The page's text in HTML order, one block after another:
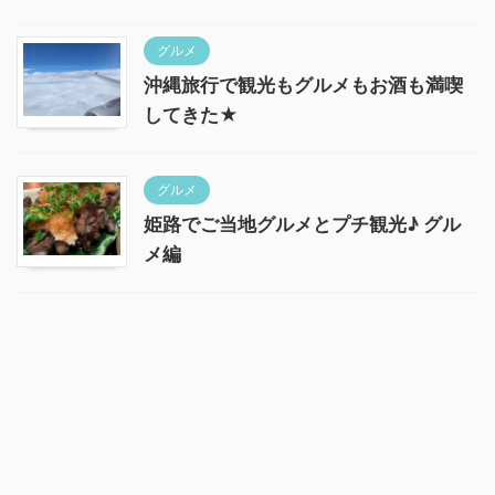
グルメ
沖縄旅行で観光もグルメもお酒も満喫
してきた★
グルメ
姫路でご当地グルメとプチ観光♪ グル
メ編